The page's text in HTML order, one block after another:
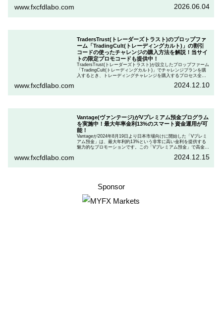
ランを申し込むときのクーポンコードを入力して割引にする方法
www.fxcfdlabo.com 2026.06.04
TradersTrust(トレーダーズトラスト)のプロップファ
ーム「TradingCult(トレーディングカルト)」の割引
コードの使ったチャレンジの購入方法を解説！当サイ
トの限定プロモコードも提供中！
TradersTrust(トレーダーズトラスト)が設立したプロップファーム
「TradingCult(トレーディングカルト)」でチャレンジプランを購
入するとき、トレーディングチャレンジを購入するプロセス全体
ます。さらに、TradingCultがほぼ定期的に実施している割引コー
www.fxcfdlabo.com 2024.12.10
Vantage(ヴァンテージ)がVプレミアム預金プログラム
を実施中！最大年率金利13%のスマート資金運用が可
能！
Vantageが2024年8月19日より日本市場向けに開始した「Vプレミ
アム預金」は、最大年利約13%という非常に高い金利を提供する
魅力的なプロモーションです。この「Vプレミアム預金」で高金利
「Vプレミアム預金」を行いたい人は、この記事をしっかりと読ん
www.fxcfdlabo.com 2024.12.15
Sponsor